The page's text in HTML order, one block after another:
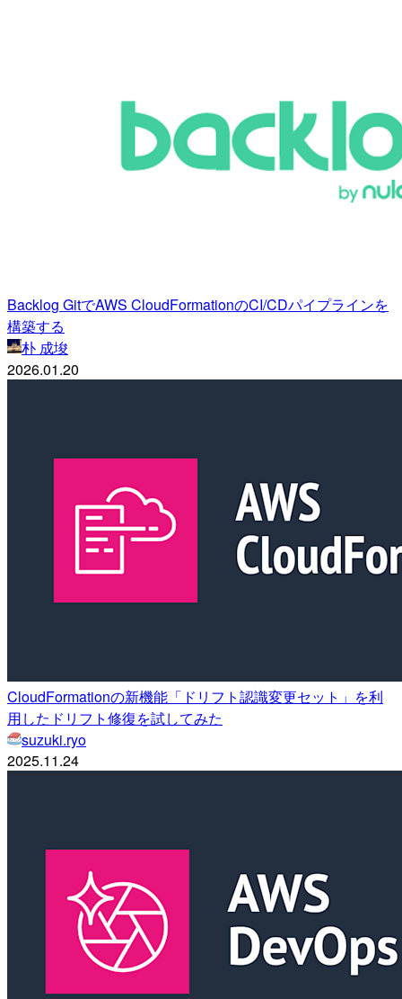
Backlog GitでAWS CloudFormationのCI/CDパイプラインを
構築する
朴 成埈
2026.01.20
CloudFormationの新機能「ドリフト認識変更セット」を利
用したドリフト修復を試してみた
suzuki.ryo
2025.11.24